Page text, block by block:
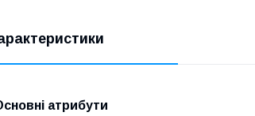
атрибути